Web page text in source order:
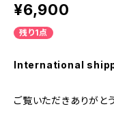
¥6,900
残り1点
International
ご覧いただきありがと